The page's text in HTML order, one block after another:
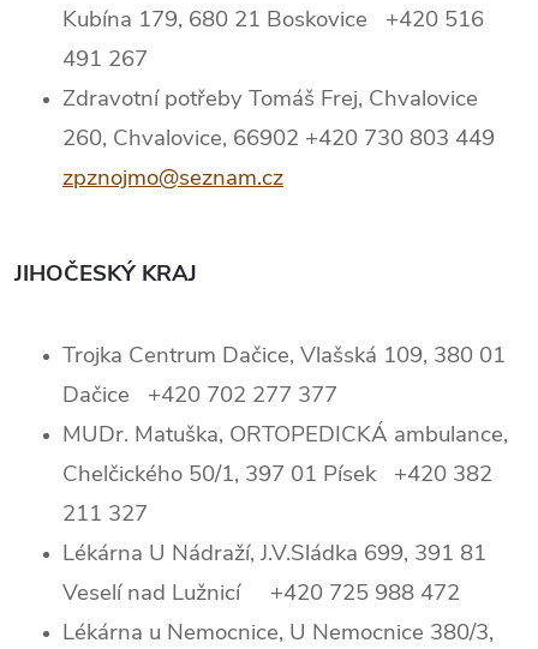
Kubína 179, 680 21 Boskovice +420 516
491 267
Zdravotní potřeby Tomáš Frej, Chvalovice
260, Chvalovice, 66902 +420 730 803 449
zpznojmo@seznam.cz
JIHOČESKÝ KRAJ
Trojka Centrum Dačice, Vlašská 109, 380 01
Dačice +420 702 277 377
MUDr. Matuška, ORTOPEDICKÁ ambulance,
Chelčického 50/1, 397 01 Písek +420 382
211 327
Lékárna U Nádraží, J.V.Sládka 699, 391 81
Veselí nad Lužnicí +420 725 988 472
Lékárna u Nemocnice, U Nemocnice 380/3,